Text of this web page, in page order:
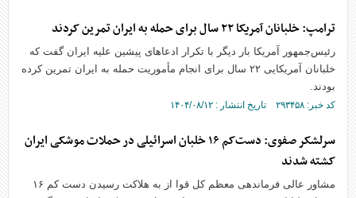
ترامپ: خلبانان آمریکا ۲۲ سال برای حمله به ایران تمرین کردند
رئیس‌جمهور آمریکا بار دیگر با تکرار ادعا‌های پیشین علیه ایران گفت که
خلبانان آمریکایی ۲۲ سال برای انجام مأموریت حمله به ایران تمرین کرده
بودند.
کد خبر: ۲۹۳۴۵۸ تاریخ انتشار : ۱۴۰۴/۰۸/۱۲
سرلشکر صفوی: دست‌کم ۱۶ خلبان اسرائیلی در حملات موشکی ایران
کشته شدند
مشاور عالی فرماندهی معظم کل قوا از به هلاکت رسیدن دست کم ۱۶